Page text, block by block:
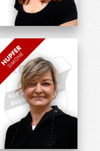
Sarah Hahn
Übungsleiterin
Simone Hupfer